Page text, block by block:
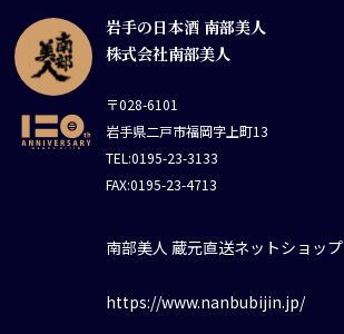
岩手の日本酒 南部美人
株式会社南部美人
〒028-6101
岩手県二戸市福岡字上町13
TEL:0195-23-3133
FAX:0195-23-4713
南部美人 蔵元直送ネットショップ
https://www.nanbubijin.jp/